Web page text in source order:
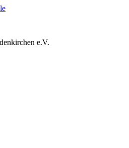
e.V.